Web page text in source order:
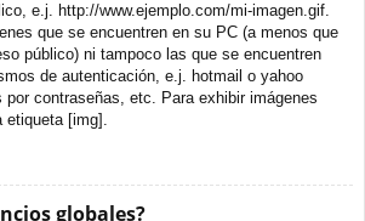
e.j. http://www.ejemplo.com/mi-imagen.gif.
que se encuentren en su PC (a menos que
público) ni tampoco las que se encuentren
de autenticación, e.j. hotmail o yahoo
contraseñas, etc. Para exhibir imágenes
etiqueta [img].
globales?